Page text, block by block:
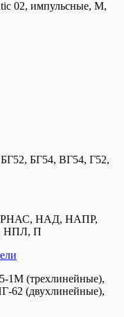
02, импульсные, М,
БГ54, ВГ54, Г52,
НАД, НАПР,
НПЛ, П
(трехлинейные),
(двухлинейные),